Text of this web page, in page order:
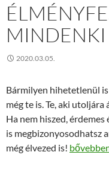
2020.03.05.
Bármilyen hihetetlenül
még te is. Te, aki
Ha nem hiszed,
is megbizonyosodhatsz
még élvezed is!